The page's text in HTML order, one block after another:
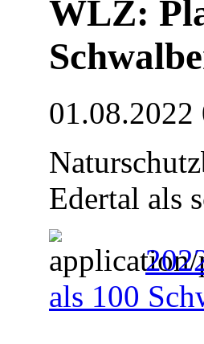
WLZ:
01.08.2022
Edertal als
als 100